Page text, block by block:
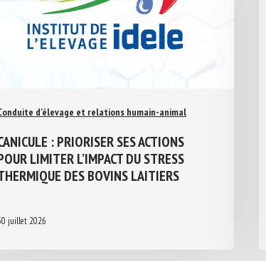
d'élevage et relations humain-animal
: PRIORISER SES ACTIONS
LIMITER L’IMPACT DU STRESS
DES BOVINS LAITIERS
juillet 2026